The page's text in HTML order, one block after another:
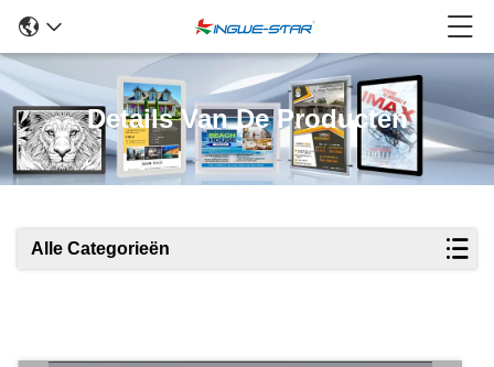
Details Van De Producten
Alle Categorieën